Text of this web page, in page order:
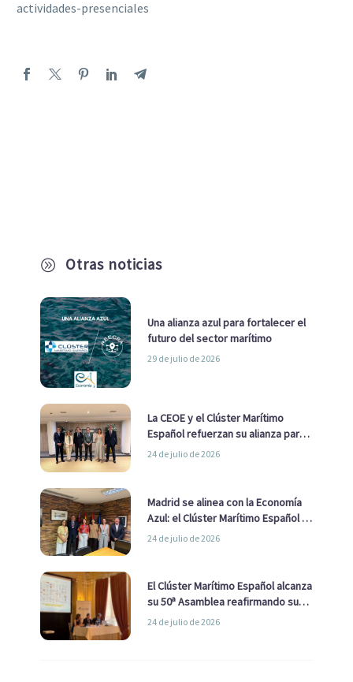
A Otras noticias
Una alianza azul para fortalecer el
futuro del sector marítimo
29 de julio de 2026
La CEOE y el Clúster Marítimo
Español refuerzan su alianza para
impulsar una estrategia Nacional
24 de julio de 2026
Madrid se alinea con la Economía
Azul: el Clúster Marítimo Español y
la Real Liga Naval avanzan alianzas
24 de julio de 2026
El Clúster Marítimo Español alcanza
su 50ª Asamblea reafirmando su
liderazgo en la Economía Azul
24 de julio de 2026
actividades-presenciales